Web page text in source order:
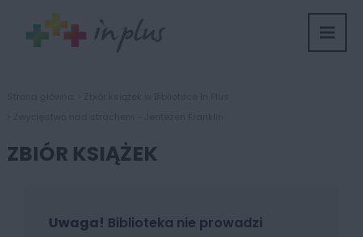
ZBIÓR KSIĄŻEK
Uwaga! Biblioteka nie prowadzi